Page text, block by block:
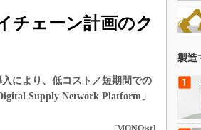
ルドサービス
み画像技術
みモデリング
チェーン計画のク
により、低コスト／短期間での
Supply Network Platform」
製造